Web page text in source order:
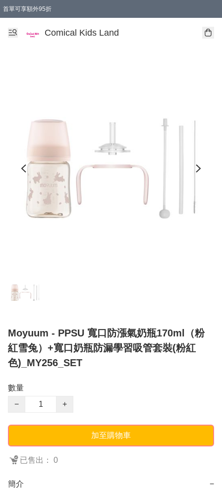
首單可享額外95折
Comical Kids Land
Moyuum - PPSU 寬口防漲氣奶瓶170ml（粉
紅雪兔）+寬口奶瓶防漏學習吸管套裝(粉紅
色)_MY256_SET
數量
−
+
加至購物車
已售出： 0
簡介 −